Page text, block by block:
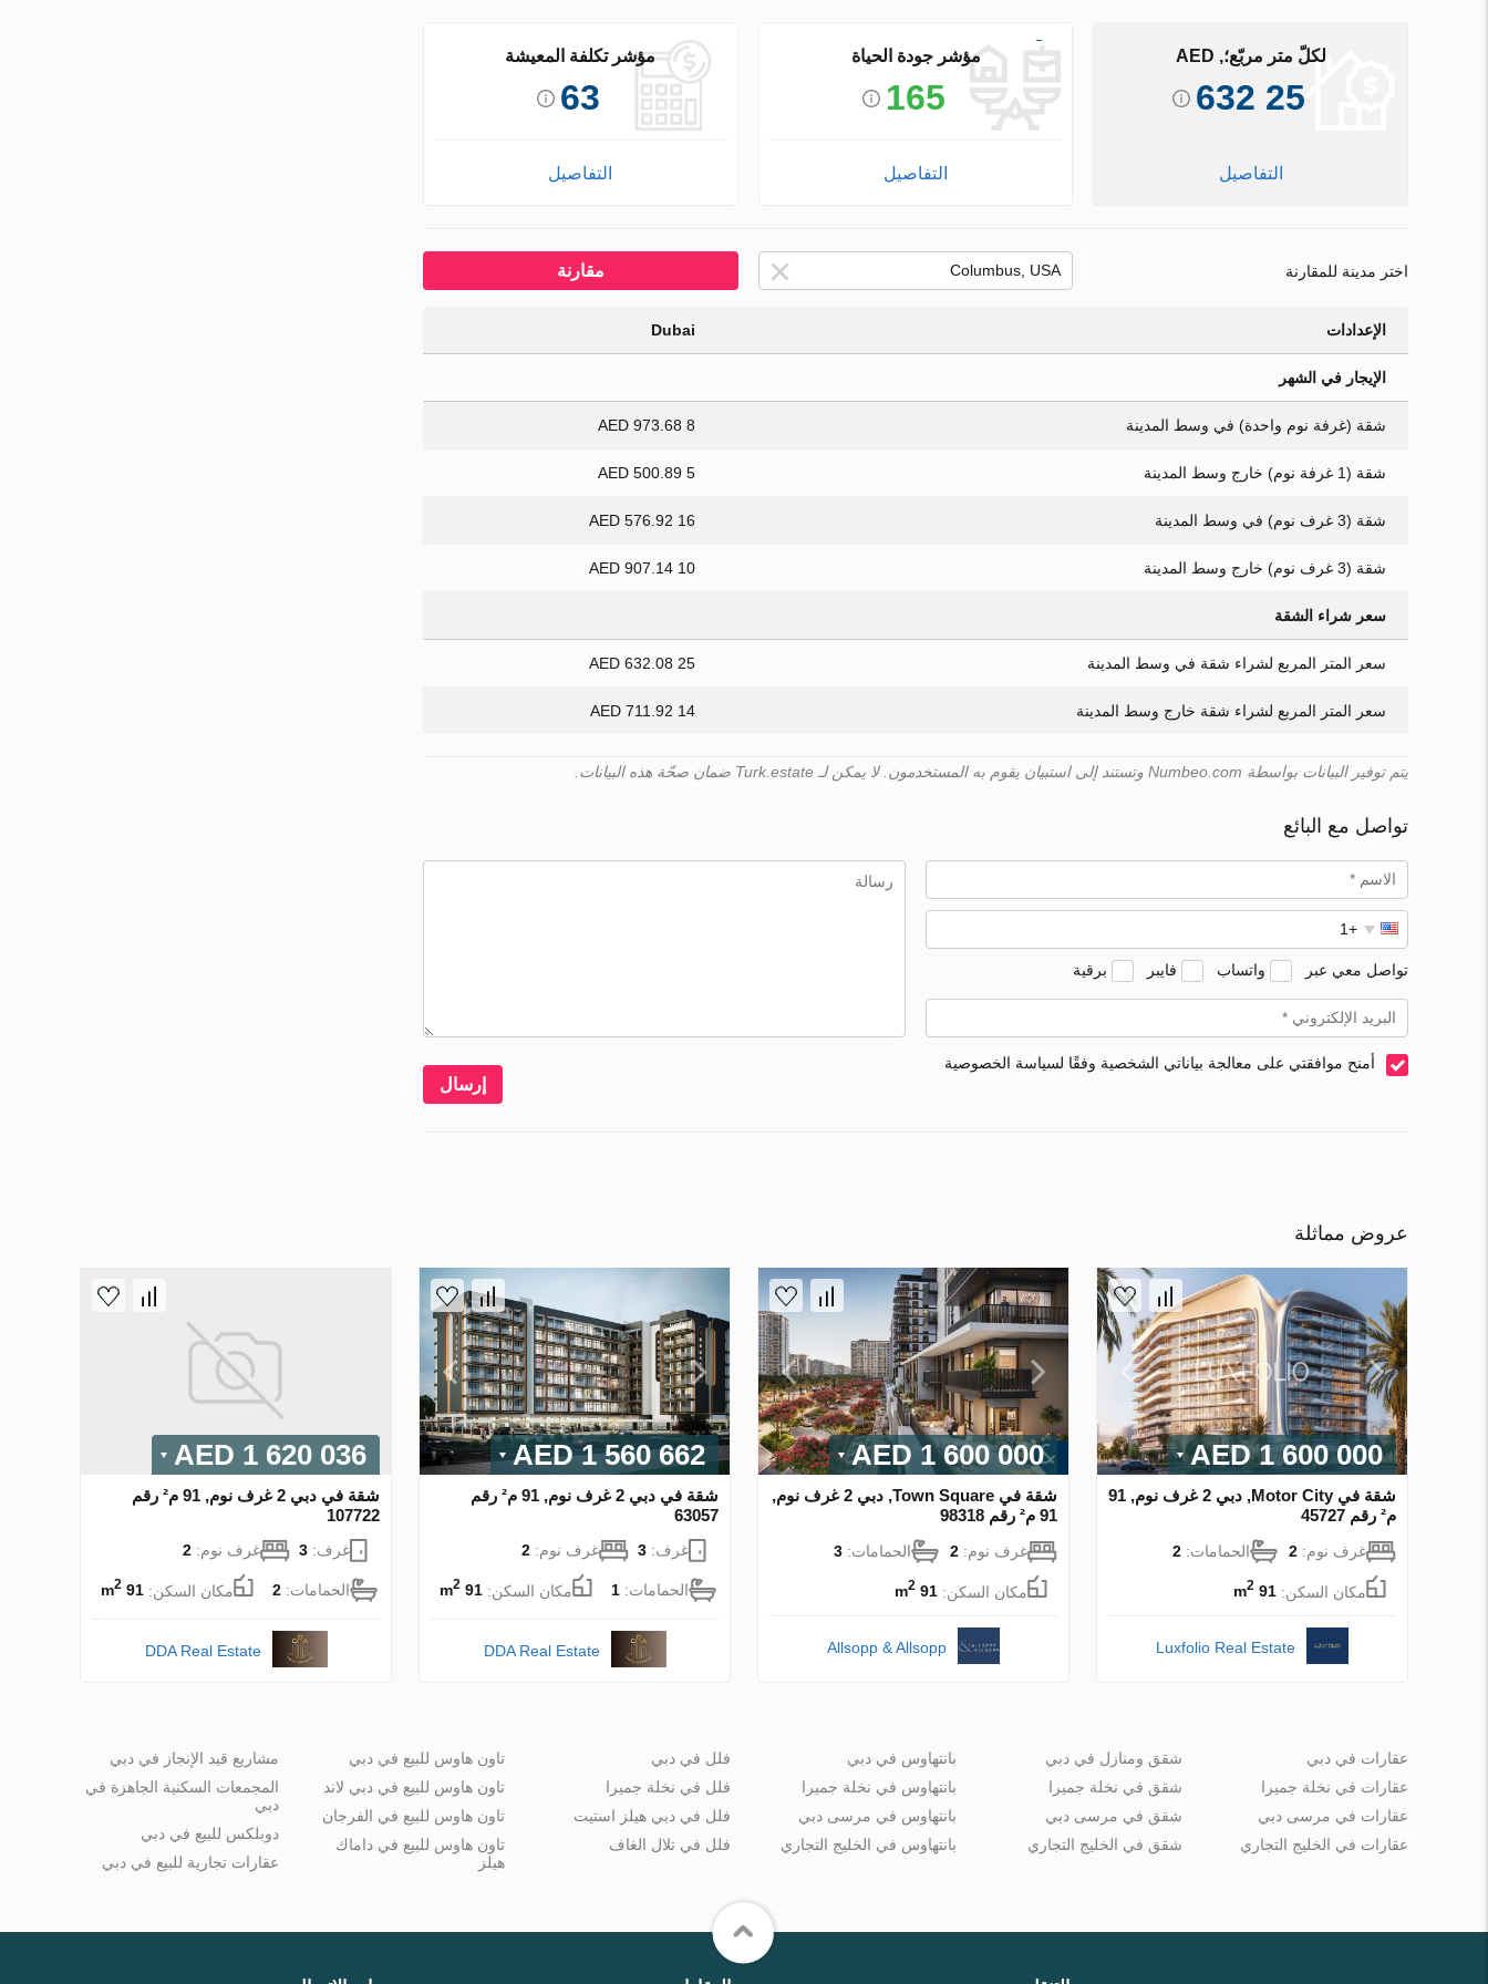
لكلّ متر مربّع؛, AED
25 632
التفاصيل
مؤشر جودة الحياة
165
التفاصيل
مؤشر تكلفة المعيشة
63
التفاصيل
اختر مدينة للمقارنة مقارنة
الإعدادات Dubai
الإيجار في الشهر
شقة (غرفة نوم واحدة) في وسط المدينة 8 973.68 AED
شقة (1 غرفة نوم) خارج وسط المدينة 5 500.89 AED
شقة (3 غرف نوم) في وسط المدينة 16 576.92 AED
شقة (3 غرف نوم) خارج وسط المدينة 10 907.14 AED
سعر شراء الشقة
سعر المتر المربع لشراء شقة في وسط المدينة 25 632.08 AED
سعر المتر المربع لشراء شقة خارج وسط المدينة 14 711.92 AED
يتم توفير البيانات بواسطة Numbeo.com وتستند إلى استبيان يقوم به المستخدمون. لا يمكن لـ Turk.estate ضمان صحّة هذه البيانات.
تواصل مع البائع
تواصل معي عبر واتساب فايبر برقية
أمنح موافقتي على معالجة بياناتي الشخصية وفقًا لسياسة الخصوصية
إرسال
عروض مماثلة
1 600 000 AED
شقة في Motor City, دبي 2 غرف نوم, 91
م² رقم 45727
غرف نوم: 2 الحمامات: 2
مكان السكن: 91 m
2
Luxfolio Real Estate
1 600 000 AED
شقة في Town Square, دبي 2 غرف نوم,
91 م² رقم 98318
غرف نوم: 2 الحمامات: 3
مكان السكن: 91 m
2
Allsopp & Allsopp
1 560 662 AED
شقة في دبي 2 غرف نوم, 91 م² رقم
63057
غرف: 3 غرف نوم: 2
الحمامات: 1 مكان السكن: 91 m
2
DDA Real Estate
1 620 036 AED
شقة في دبي 2 غرف نوم, 91 م² رقم
107722
غرف: 3 غرف نوم: 2
الحمامات: 2 مكان السكن: 91 m
2
DDA Real Estate
عقارات في دبي
عقارات في نخلة جميرا
عقارات في مرسى دبي
عقارات في الخليج التجاري
شقق ومنازل في دبي
شقق في نخلة جميرا
شقق في مرسى دبي
شقق في الخليج التجاري
بانتهاوس في دبي
بانتهاوس في نخلة جميرا
بانتهاوس في مرسى دبي
بانتهاوس في الخليج التجاري
فلل في دبي
فلل في نخلة جميرا
فلل في دبي هيلز استيت
فلل في تلال الغاف
تاون هاوس للبيع في دبي
تاون هاوس للبيع في دبي لاند
تاون هاوس للبيع في الفرجان
تاون هاوس للبيع في داماك
هيلز
مشاريع قيد الإنجاز في دبي
المجمعات السكنية الجاهزة في
دبي
دوبلكس للبيع في دبي
عقارات تجارية للبيع في دبي